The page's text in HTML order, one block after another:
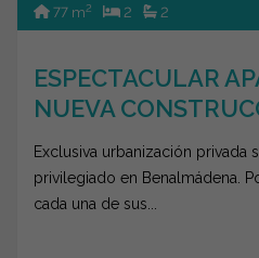
77 m2 2 2
ESPECTACULAR
NUEVA
Exclusiva urbanización privada
privilegiado en Benalmádena.
cada una de sus...